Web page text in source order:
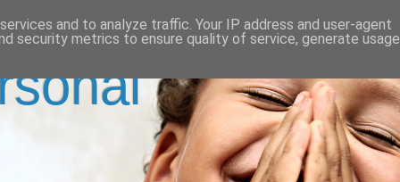
and to analyze traffic. Your IP address and user-agent
security metrics to ensure quality of service, generate usage